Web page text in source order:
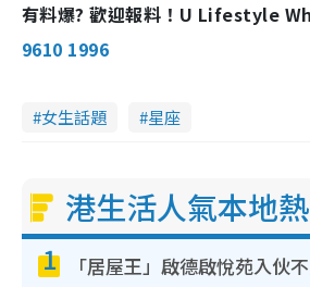
有料爆? 歡迎報料！U Lifestyle
9610 1996
女生話題 星座
港生活人氣本地
1